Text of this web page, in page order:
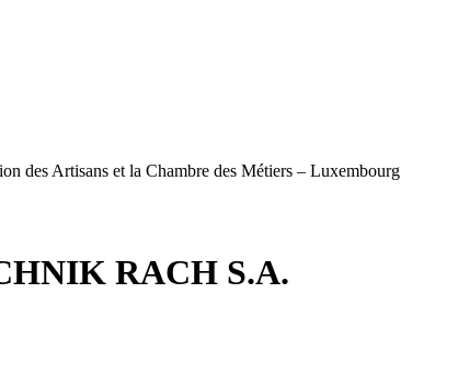
des Artisans et la Chambre des Métiers – Luxembourg
RACH S.A.